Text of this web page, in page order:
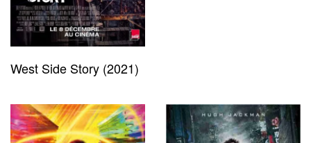
West Side Story (2021)